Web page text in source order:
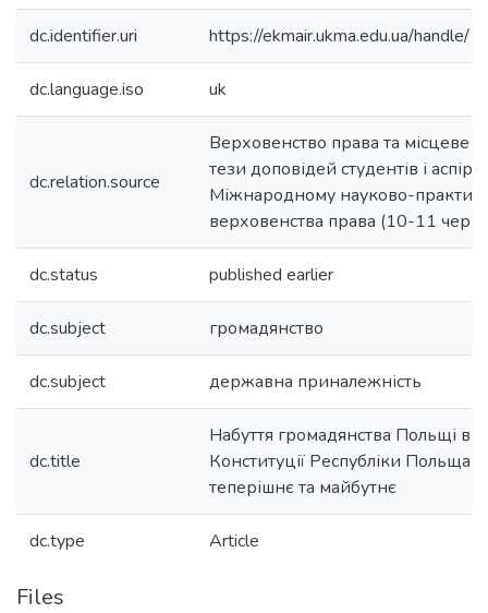
dc.identifier.uri https://ekmair.ukma.edu.ua/
dc.language.iso uk
dc.relation.source
Верховенство права та місцеве
тези доповідей студентів і
Міжнародному науково-
верховенства права (10-11
dc.status published earlier
dc.subject громадянство
dc.subject державна приналежність
dc.title
Набуття громадянства Польщі в
Конституції Республіки Польща
теперішнє та майбутнє
dc.type Article
Files